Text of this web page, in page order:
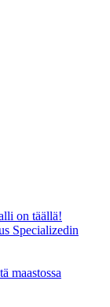
on täällä!
Specializedin
maastossa